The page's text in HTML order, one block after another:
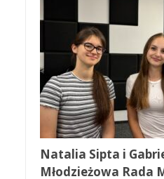
Natalia Sipta i
Młodzieżowa Rada